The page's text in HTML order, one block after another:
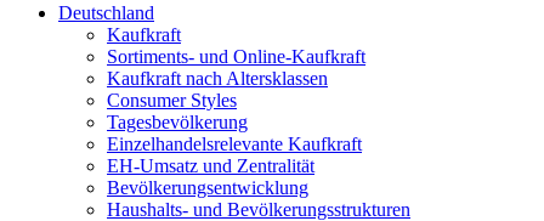
Deutschland
Kaufkraft
Sortiments- und Online-Kaufkraft
Kaufkraft nach Altersklassen
Consumer Styles
Tagesbevölkerung
Einzelhandelsrelevante Kaufkraft
EH-Umsatz und Zentralität
Bevölkerungsentwicklung
Haushalts- und Bevölkerungsstrukturen